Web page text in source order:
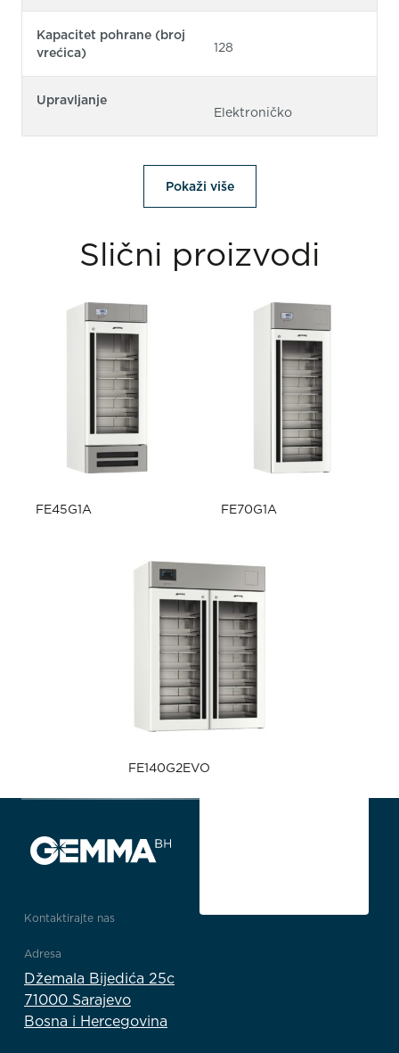
Kapacitet pohrane (broj
vrećica)
128
Upravljanje
Elektroničko
Pokaži više
Slični proizvodi
FE45G1A FE70G1A
FE140G2EVO
Kontaktirajte nas
Adresa
Džemala Bijedića 25c
71000 Sarajevo
Bosna i Hercegovina